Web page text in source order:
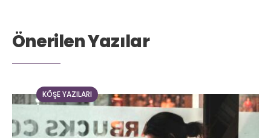
Önerilen Yazılar
KÖŞE YAZILARI